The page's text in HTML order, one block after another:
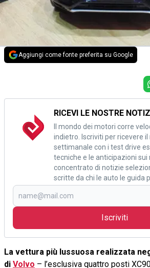
Aggiungi come fonte preferita su Google
RICEVI LE NOSTRE
Il mondo dei motori corre
indietro. Iscriviti per ricevere
settimanale con i test drive
tecniche e le anticipazioni sui
concentrato di notizie
scritte da chi le auto le guida
Iscriviti
La vettura più lussuosa realizzata
di Volvo – l’esclusiva quattro posti